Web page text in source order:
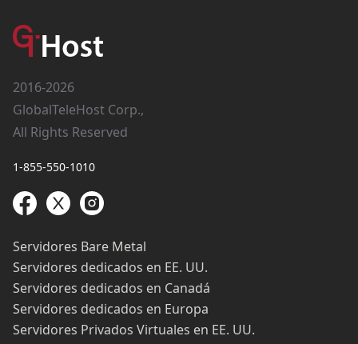
2016-2026
GlobalTeleHost Corp.,
All Rights Reserved
1-855-550-1010
Servidores Bare Metal
Servidores dedicados en EE. UU.
Servidores dedicados en Canadá
Servidores dedicados en Europa
Servidores Privados Virtuales en EE. UU.